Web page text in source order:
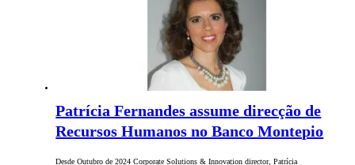
Patrícia Fernandes assume direcção de
Recursos Humanos no Banco Montepio
Desde Outubro de 2024 Corporate Solutions & Innovation director, Patrícia